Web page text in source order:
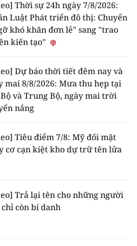
Thời sự 24h ngày 7/8/2026:
Luật Phát triển đô thị: Chuyển
khó khăn đơn lẻ" sang "trao
kiến tạo"
Dự báo thời tiết đêm nay và
mai 8/8/2026: Mưa thu hẹp tại
và Trung Bộ, ngày mai trời
nắng
Tiêu điểm 7/8: Mỹ đối mặt
cơ cạn kiệt kho dự trữ tên lửa
Trả lại tên cho những người
còn bí danh